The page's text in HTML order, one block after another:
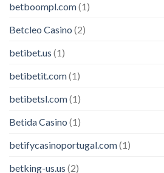
betboompl.com(1)
Betcleo Casino (2)
betibet.us (1)
betibetit.com(1)
betibetsl.com(1)
Betida Casino (1)
betifycasinoportugal.com(1)
betking-us.us (2)